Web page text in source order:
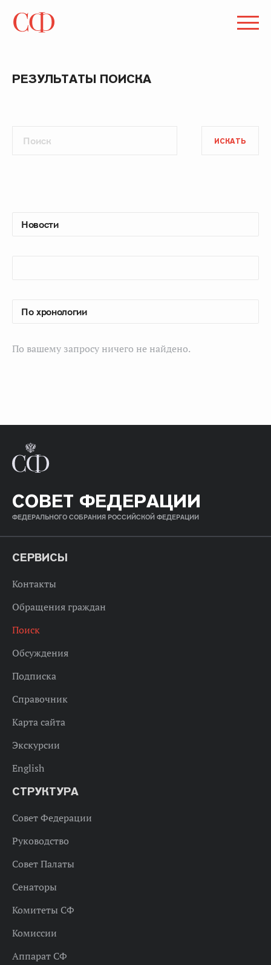
РЕЗУЛЬТАТЫ ПОИСКА
ИСКАТЬ
По вашему запросу ничего не найдено.
СОВЕТ ФЕДЕРАЦИИ
ФЕДЕРАЛЬНОГО СОБРАНИЯ РОССИЙСКОЙ ФЕДЕРАЦИИ
СЕРВИСЫ
Контакты
Обращения граждан
Поиск
Обсуждения
Подписка
Справочник
Карта сайта
Экскурсии
English
СТРУКТУРА
Совет Федерации
Руководство
Совет Палаты
Сенаторы
Комитеты СФ
Комиссии
Аппарат СФ